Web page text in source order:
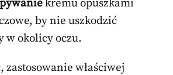
kremu opuszkami
by nie uszkodzić
w okolicy oczu.
zastosowanie właściwej